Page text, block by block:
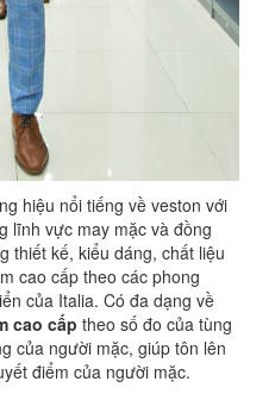
hiệu nổi tiếng về veston với
lĩnh vực may mặc và đồng
thiết kế, kiểu dáng, chất liệu
cao cấp theo các phong
của Italia. Có đa dạng về
cao cấp theo số đo của tùng
của người mặc, giúp tôn lên
điểm của người mặc.